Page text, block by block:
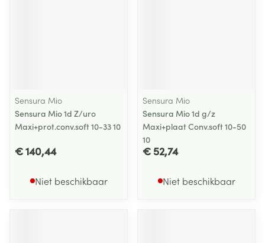
Sensura Mio
Sensura Mio 1d Z/uro
Maxi+prot.conv.soft 10-33 10
€ 140,44
Niet beschikbaar
Sensura Mio
Sensura Mio 1d g/z
Maxi+plaat Conv.soft 10-50
10
€ 52,74
Niet beschikbaar